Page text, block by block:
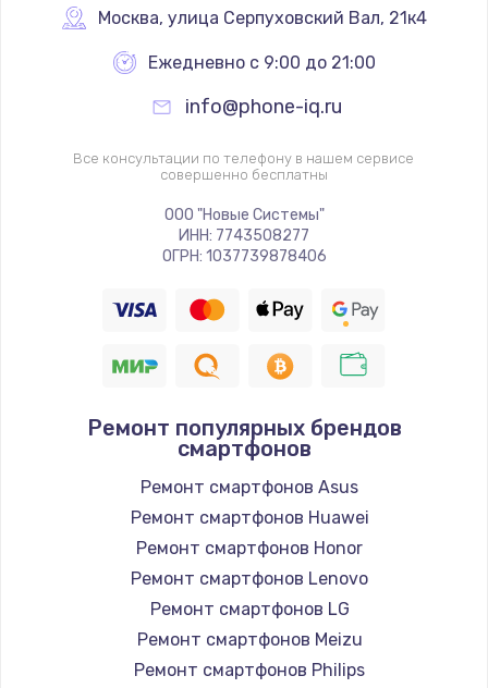
Москва, улица Серпуховский Вал, 21к4
Ежедневно с 9:00 до 21:00
info@phone-iq.ru
Все консультации по телефону в нашем сервисе
совершенно бесплатны
ООО "Новые Системы"
ИНН: 7743508277
ОГРН: 1037739878406
Ремонт популярных брендов
смартфонов
Ремонт смартфонов Asus
Ремонт смартфонов Huawei
Ремонт смартфонов Honor
Ремонт смартфонов Lenovo
Ремонт смартфонов LG
Ремонт смартфонов Meizu
Ремонт смартфонов Philips